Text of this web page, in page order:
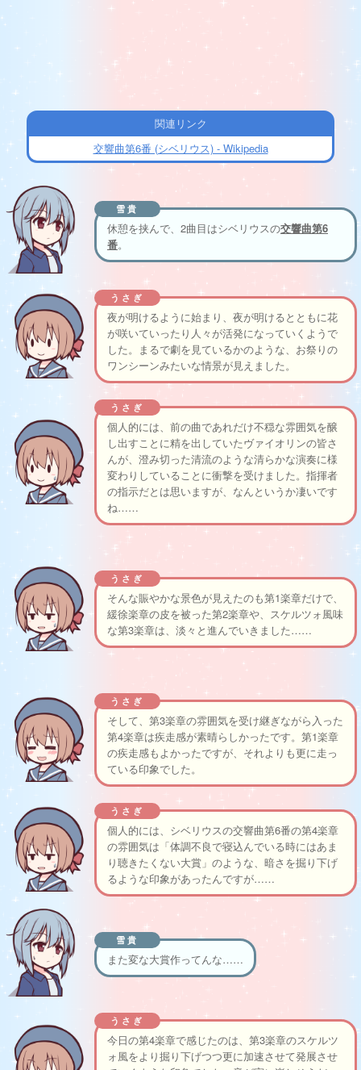
関連リンク
交響曲第6番 (シベリウス) - Wikipedia
雪貴
休憩を挟んで、2曲目はシベリウスの交響曲第6
番。
うさぎ
夜が明けるように始まり、夜が明けるとともに花
が咲いていったり人々が活発になっていくようで
した。まるで劇を見ているかのような、お祭りの
ワンシーンみたいな情景が見えました。
うさぎ
個人的には、前の曲であれだけ不穏な雰囲気を醸
し出すことに精を出していたヴァイオリンの皆さ
んが、澄み切った清流のような清らかな演奏に様
変わりしていることに衝撃を受けました。指揮者
の指示だとは思いますが、なんというか凄いです
ね……
うさぎ
そんな賑やかな景色が見えたのも第1楽章だけで、
緩徐楽章の皮を被った第2楽章や、スケルツォ風味
な第3楽章は、淡々と進んでいきました……
うさぎ
そして、第3楽章の雰囲気を受け継ぎながら入った
第4楽章は疾走感が素晴らしかったです。第1楽章
の疾走感もよかったですが、それよりも更に走っ
ている印象でした。
うさぎ
個人的には、シベリウスの交響曲第6番の第4楽章
の雰囲気は「体調不良で寝込んでいる時にはあま
り聴きたくない大賞」のような、暗さを掘り下げ
るような印象があったんですが……
雪貴
また変な大賞作ってんな……
うさぎ
今日の第4楽章で感じたのは、第3楽章のスケルツ
ォ風をより掘り下げつつ更に加速させて発展させ